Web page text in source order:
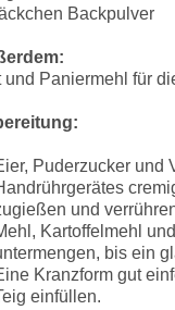
Backpulver
und Paniermehl für
Puderzucker und
und
Kartoffelmehl
bis ein
Kranzform gut
einfüllen.